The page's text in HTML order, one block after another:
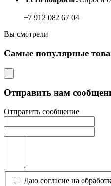
+7 912 082 67 04
Вы смотрели
Самые популярные
Отправить нам
Отправить сообщение
Даю согласие на